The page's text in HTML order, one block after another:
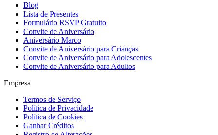
Blog
Lista de Presentes
Formulário RSVP Gratuito
Convite de Aniversário
Aniversário Marco
Convite de Aniversário para Crianças
Convite de Aniversário para Adolescentes
Convite de Aniversário para Adultos
Empresa
Termos de Serviço
Política de Privacidade
Política de Cookies
Ganhar Créditos